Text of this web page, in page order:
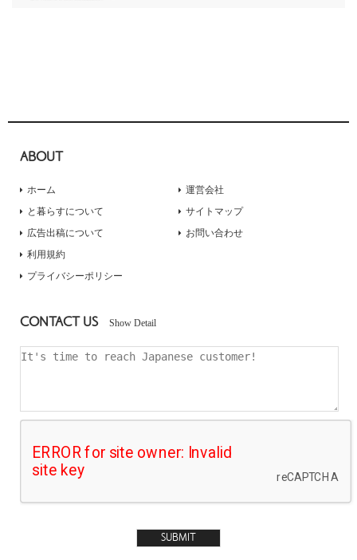
ABOUT
ホーム
と暮らすについて
広告出稿について
運営会社
サイトマップ
お問い合わせ
利用規約
プライバシーポリシー
CONTACT US Show Detail